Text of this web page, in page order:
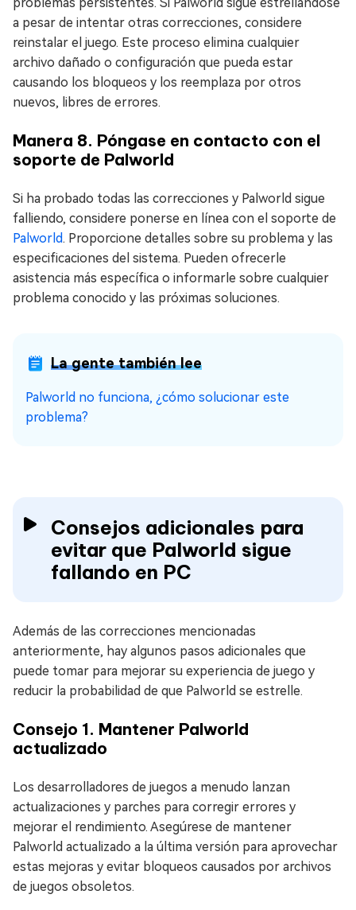
a pesar de intentar otras correcciones, considere
reinstalar el juego. Este proceso elimina cualquier
archivo dañado o configuración que pueda estar
causando los bloqueos y los reemplaza por otros
nuevos, libres de errores.
Manera 8. Póngase en contacto con el
soporte de Palworld
Si ha probado todas las correcciones y Palworld sigue
falliendo, considere ponerse en línea con el soporte de
Palworld. Proporcione detalles sobre su problema y las
especificaciones del sistema. Pueden ofrecerle
asistencia más específica o informarle sobre cualquier
problema conocido y las próximas soluciones.
La gente también lee
Palworld no funciona, ¿cómo solucionar este
problema?
Consejos adicionales para
evitar que Palworld sigue
fallando en PC
Además de las correcciones mencionadas
anteriormente, hay algunos pasos adicionales que
puede tomar para mejorar su experiencia de juego y
reducir la probabilidad de que Palworld se estrelle.
Consejo 1. Mantener Palworld
actualizado
Los desarrolladores de juegos a menudo lanzan
actualizaciones y parches para corregir errores y
mejorar el rendimiento. Asegúrese de mantener
Palworld actualizado a la última versión para aprovechar
estas mejoras y evitar bloqueos causados por archivos
de juegos obsoletos.